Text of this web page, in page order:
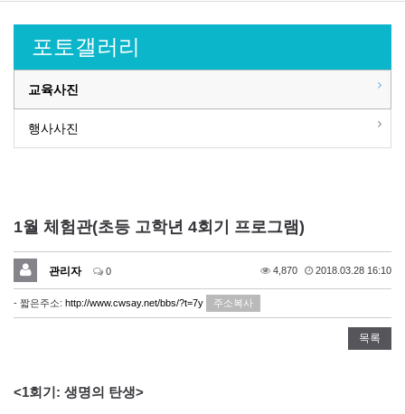
포토갤러리
교육사진
행사사진
1월 체험관(초등 고학년 4회기 프로그램)
관리자 0 4,870 2018.03.28 16:10
- 짧은주소: http://www.cwsay.net/bbs/?t=7y 주소복사
목록
<1회기: 생명의 탄생>